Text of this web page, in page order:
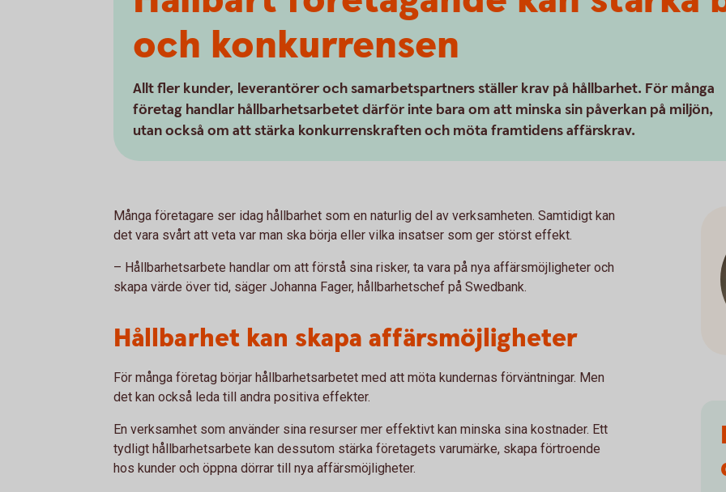
och konkurrensen
Allt fler kunder, leverantörer och samarbetspartners ställer krav på hållbarhet. För många
företag handlar hållbarhetsarbetet därför inte bara om att minska sin påverkan på miljön,
utan också om att stärka konkurrenskraften och möta framtidens affärskrav.
Många företagare ser idag hållbarhet som en naturlig del av verksamheten. Samtidigt kan
det vara svårt att veta var man ska börja eller vilka insatser som ger störst effekt.
– Hållbarhetsarbete handlar om att förstå sina risker, ta vara på nya affärsmöjligheter och
skapa värde över tid, säger Johanna Fager, hållbarhetschef på Swedbank.
Hållbarhet kan skapa affärsmöjligheter
För många företag börjar hållbarhetsarbetet med att möta kundernas förväntningar. Men
det kan också leda till andra positiva effekter.
En verksamhet som använder sina resurser mer effektivt kan minska sina kostnader. Ett
tydligt hållbarhetsarbete kan dessutom stärka företagets varumärke, skapa förtroende
hos kunder och öppna dörrar till nya affärsmöjligheter.